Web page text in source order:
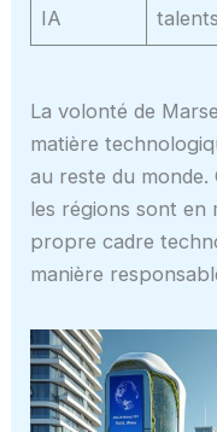
IA
talents
La volonté de
matière
au reste du monde.
les régions sont en
propre cadre
manière